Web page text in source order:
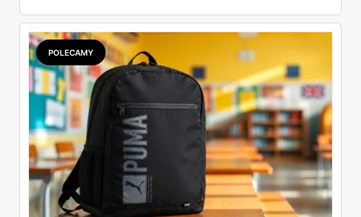
pojawi się w gazetkach w przyszłym tygodniu i czy jest
sens kupować jesień, zanim skończą się wakacje.
POLECAMY